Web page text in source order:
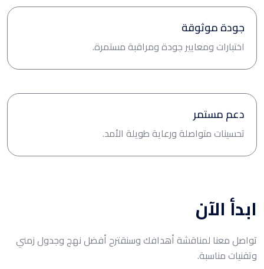
جودة موثوقة
اختبارات ومعايير جودة ومراقبة مستمرة.
دعم مستمر
تحسينات متواصلة ورعاية طويلة الأمد.
ابدأ الآن
تواصل معنا لمناقشة أهدافك وسنقترح أفضل نهج وجدول زمني
وتقنيات مناسبة.